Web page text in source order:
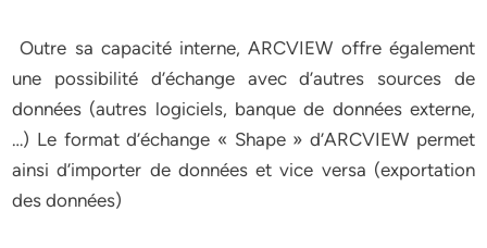
Outre sa capacité interne, ARCVIEW offre également
une possibilité d’échange avec d’autres sources de
données (autres logiciels, banque de données externe,
…) Le format d’échange « Shape » d’ARCVIEW permet
ainsi d’importer de données et vice versa (exportation
des données)